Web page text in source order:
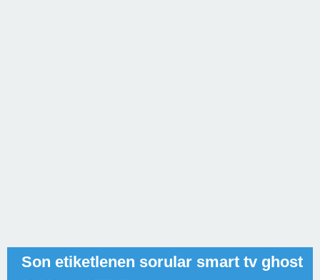
Son etiketlenen sorular smart tv ghost